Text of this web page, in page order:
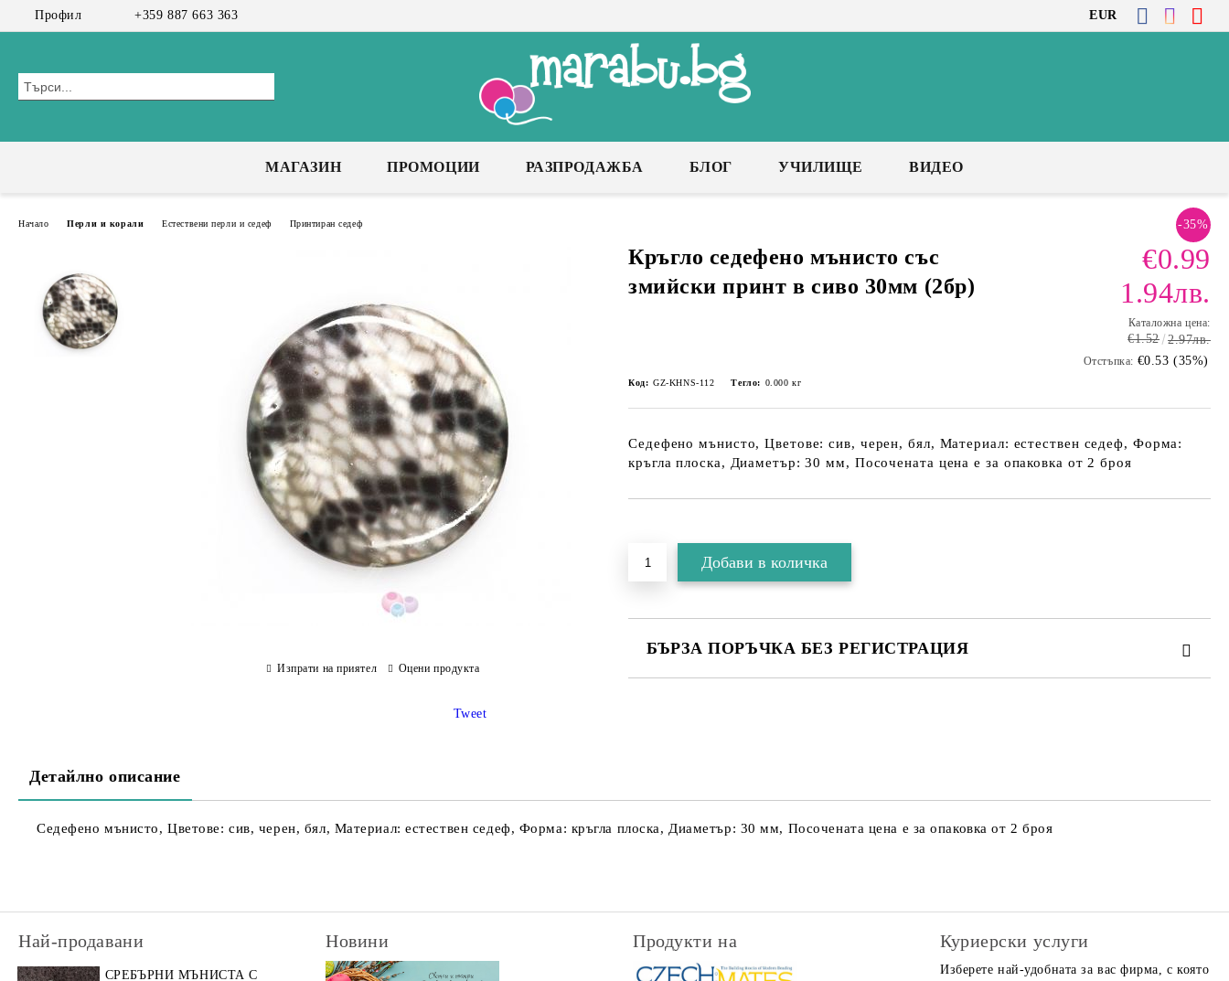
Профил +359 887 663 363 EUR
МАГАЗИН ПРОМОЦИИ РАЗПРОДАЖБА БЛОГ УЧИЛИЩЕ ВИДЕО
Начало Перли и корали Естествени перли и седеф Принтиран седеф
Кръгло седефено мънисто със
змийски принт в сиво 30мм (2бр)
-35%
€0.99
1.94лв.
Каталожна цена:
€1.52 2.97лв.
Отстъпка: €0.53 (35%)
Код: GZ-KHNS-112 Тегло: 0.000 кг
Седефено мънисто, Цветове: сив, черен, бял, Материал: естествен седеф, Форма:
кръгла плоска, Диаметър: 30 мм, Посочената цена е за опаковка от 2 броя
БЪРЗА ПОРЪЧКА БЕЗ РЕГИСТРАЦИЯ
Изпрати на приятел Оцени продукта
Tweet
Детайлно описание
Седефено мънисто, Цветове: сив, черен, бял, Материал: естествен седеф, Форма: кръгла плоска, Диаметър: 30 мм, Посочената цена е за опаковка от 2 броя
Най-продавани
СРЕБЪРНИ МЪНИСТА С
Новини Продукти на Куриерски услуги
Изберете най-удобната за вас фирма, с която